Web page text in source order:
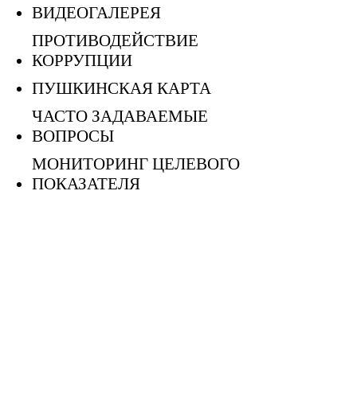
ВИДЕОГАЛЕРЕЯ
ПРОТИВОДЕЙСТВИЕ
КОРРУПЦИИ
ПУШКИНСКАЯ КАРТА
ЧАСТО ЗАДАВАЕМЫЕ
ВОПРОСЫ
МОНИТОРИНГ ЦЕЛЕВОГО
ПОКАЗАТЕЛЯ